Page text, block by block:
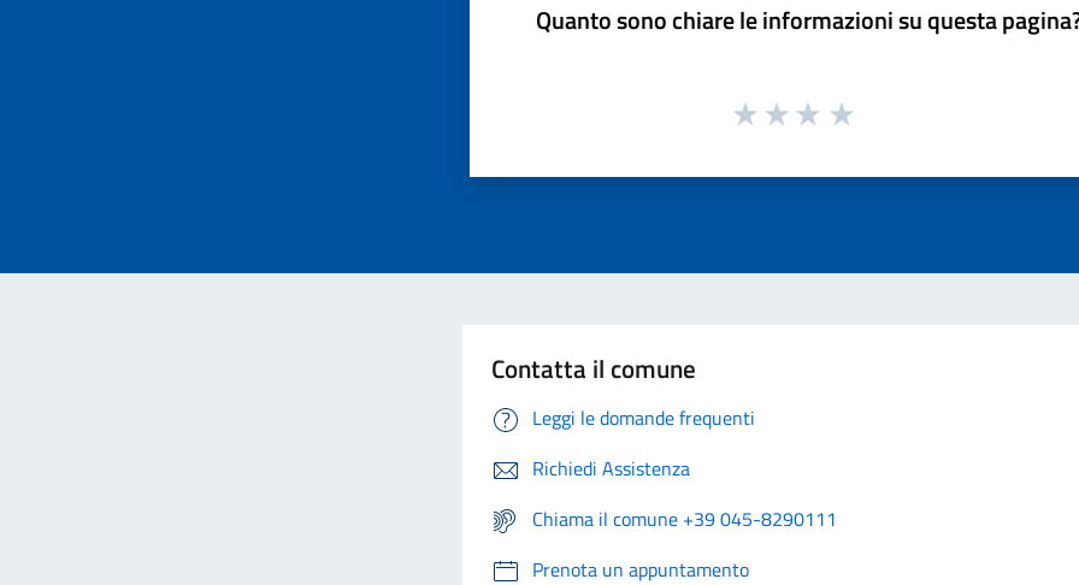
Quanto sono chiare le informazioni su questa
Contatta il comune
Leggi le domande frequenti
Richiedi Assistenza
Chiama il comune +39 045-8290111
Prenota un appuntamento